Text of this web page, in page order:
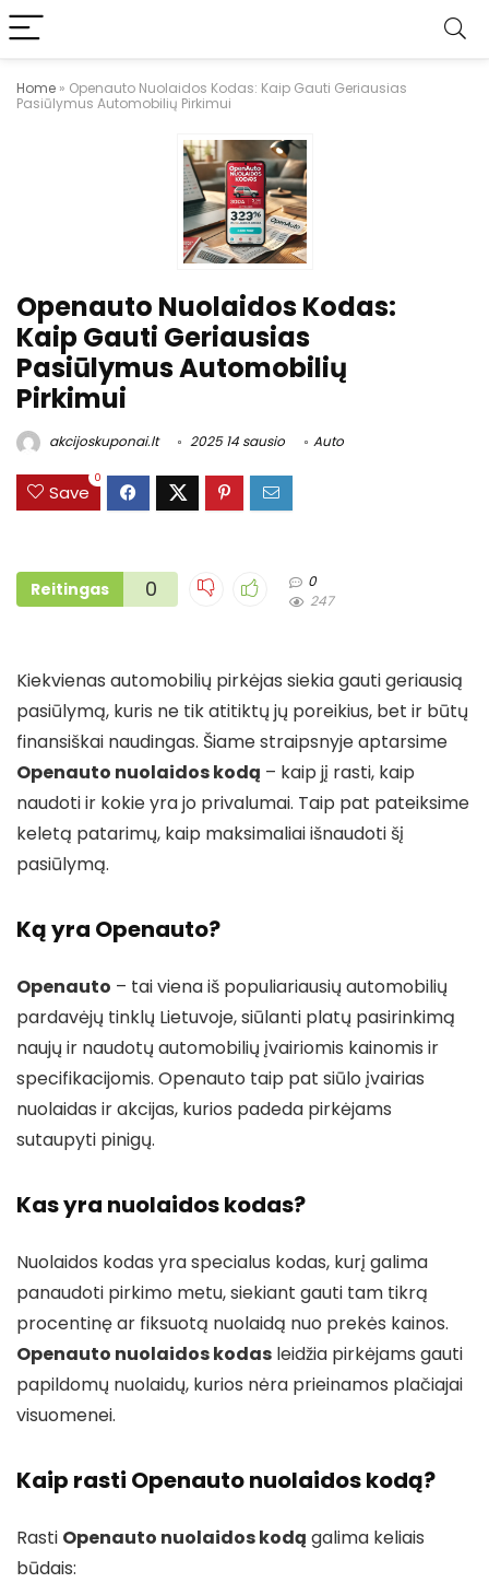
Home » Openauto Nuolaidos Kodas: Kaip Gauti Geriausias
Pasiūlymus Automobilių Pirkimui
Openauto Nuolaidos Kodas:
Kaip Gauti Geriausias
Pasiūlymus Automobilių
Pirkimui
akcijoskuponai.lt 2025 14 sausio Auto
Save
0
Reitingas 0
0
247
Kiekvienas automobilių pirkėjas siekia gauti geriausią
pasiūlymą, kuris ne tik atitiktų jų poreikius, bet ir būtų
finansiškai naudingas. Šiame straipsnyje aptarsime
Openauto nuolaidos kodą – kaip jį rasti, kaip
naudoti ir kokie yra jo privalumai. Taip pat pateiksime
keletą patarimų, kaip maksimaliai išnaudoti šį
pasiūlymą.
Ką yra Openauto?
Openauto – tai viena iš populiariausių automobilių
pardavėjų tinklų Lietuvoje, siūlanti platų pasirinkimą
naujų ir naudotų automobilių įvairiomis kainomis ir
specifikacijomis. Openauto taip pat siūlo įvairias
nuolaidas ir akcijas, kurios padeda pirkėjams
sutaupyti pinigų.
Kas yra nuolaidos kodas?
Nuolaidos kodas yra specialus kodas, kurį galima
panaudoti pirkimo metu, siekiant gauti tam tikrą
procentinę ar fiksuotą nuolaidą nuo prekės kainos.
Openauto nuolaidos kodas leidžia pirkėjams gauti
papildomų nuolaidų, kurios nėra prieinamos plačiajai
visuomenei.
Kaip rasti Openauto nuolaidos kodą?
Rasti Openauto nuolaidos kodą galima keliais
būdais: